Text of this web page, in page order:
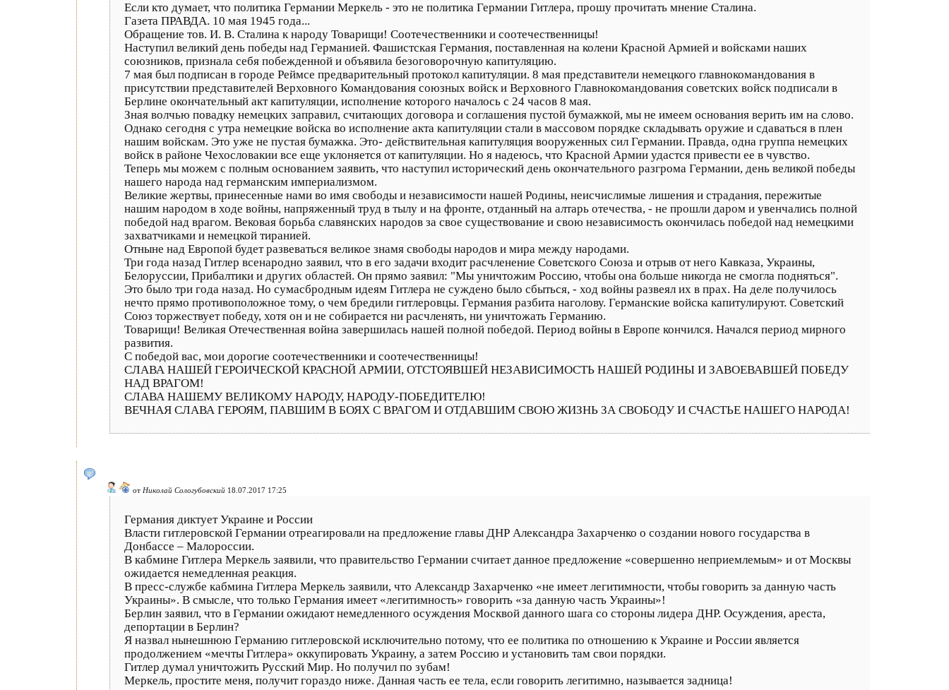
Если кто думает, что политика Германии Меркель - это не политика Германии Гитлера, прошу прочитать мнение Сталина.
Газета ПРАВДА. 10 мая 1945 года...
Обращение тов. И. В. Сталина к народу Товарищи! Соотечественники и соотечественницы!
Наступил великий день победы над Германией. Фашистская Германия, поставленная на колени Красной Армией и войсками наших
союзников, признала себя побежденной и объявила безоговорочную капитуляцию.
7 мая был подписан в городе Реймсе предварительный протокол капитуляции. 8 мая представители немецкого главнокомандования в
присутствии представителей Верховного Командования союзных войск и Верховного Главнокомандования советских войск подписали в
Берлине окончательный акт капитуляции, исполнение которого началось с 24 часов 8 мая.
Зная волчью повадку немецких заправил, считающих договора и соглашения пустой бумажкой, мы не имеем основания верить им на слово.
Однако сегодня с утра немецкие войска во исполнение акта капитуляции стали в массовом порядке складывать оружие и сдаваться в плен
нашим войскам. Это уже не пустая бумажка. Это- действительная капитуляция вооруженных сил Германии. Правда, одна группа немецких
войск в районе Чехословакии все еще уклоняется от капитуляции. Но я надеюсь, что Красной Армии удастся привести ее в чувство.
Теперь мы можем с полным основанием заявить, что наступил исторический день окончательного разгрома Германии, день великой победы
нашего народа над германским империализмом.
Великие жертвы, принесенные нами во имя свободы и независимости нашей Родины, неисчислимые лишения и страдания, пережитые
нашим народом в ходе войны, напряженный труд в тылу и на фронте, отданный на алтарь отечества, - не прошли даром и увенчались полной
победой над врагом. Вековая борьба славянских народов за свое существование и свою независимость окончилась победой над немецкими
захватчиками и немецкой тиранией.
Отныне над Европой будет развеваться великое знамя свободы народов и мира между народами.
Три года назад Гитлер всенародно заявил, что в его задачи входит расчленение Советского Союза и отрыв от него Кавказа, Украины,
Белоруссии, Прибалтики и других областей. Он прямо заявил: "Мы уничтожим Россию, чтобы она больше никогда не смогла подняться".
Это было три года назад. Но сумасбродным идеям Гитлера не суждено было сбыться, - ход войны развеял их в прах. На деле получилось
нечто прямо противоположное тому, о чем бредили гитлеровцы. Германия разбита наголову. Германские войска капитулируют. Советский
Союз торжествует победу, хотя он и не собирается ни расчленять, ни уничтожать Германию.
Товарищи! Великая Отечественная война завершилась нашей полной победой. Период войны в Европе кончился. Начался период мирного
развития.
С победой вас, мои дорогие соотечественники и соотечественницы!
СЛАВА НАШЕЙ ГЕРОИЧЕСКОЙ КРАСНОЙ АРМИИ, ОТСТОЯВШЕЙ НЕЗАВИСИМОСТЬ НАШЕЙ РОДИНЫ И ЗАВОЕВАВШЕЙ ПОБЕДУ
НАД ВРАГОМ!
СЛАВА НАШЕМУ ВЕЛИКОМУ НАРОДУ, НАРОДУ-ПОБЕДИТЕЛЮ!
ВЕЧНАЯ СЛАВА ГЕРОЯМ, ПАВШИМ В БОЯХ С ВРАГОМ И ОТДАВШИМ СВОЮ ЖИЗНЬ ЗА СВОБОДУ И СЧАСТЬЕ НАШЕГО НАРОДА!
от Николай Сологубовский 18.07.2017 17:25
Германия диктует Украине и России
Власти гитлеровской Германии отреагировали на предложение главы ДНР Александра Захарченко о создании нового государства в
Донбассе – Малороссии.
В кабмине Гитлера Меркель заявили, что правительство Германии считает данное предложение «совершенно неприемлемым» и от Москвы
ожидается немедленная реакция.
В пресс-службе кабмина Гитлера Меркель заявили, что Александр Захарченко «не имеет легитимности, чтобы говорить за данную часть
Украины». В смысле, что только Германия имеет «легитимность» говорить «за данную часть Украины»!
Берлин заявил, что в Германии ожидают немедленного осуждения Москвой данного шага со стороны лидера ДНР. Осуждения, ареста,
депортации в Берлин?
Я назвал нынешнюю Германию гитлеровской исключительно потому, что ее политика по отношению к Украине и России является
продолжением «мечты Гитлера» оккупировать Украину, а затем Россию и установить там свои порядки.
Гитлер думал уничтожить Русский Мир. Но получил по зубам!
Меркель, простите меня, получит гораздо ниже. Данная часть ее тела, если говорить легитимно, называется задница!